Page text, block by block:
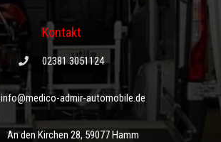
Kontakt
02381 3051124
info@medico-admir-automobile.de
An den Kirchen 28, 59077 Hamm